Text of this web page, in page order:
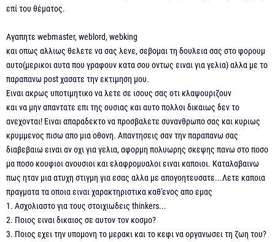
επί του θέματος.
Αγαπητε webmaster, weblord, webking
και οπως αλλιως θελετε να σας λενε, σεβομαι τη δουλεια σας στο φορουμ
αυτο(μερικοι αυτα που γραφουν κατα σου οντως ειναι για γελια) αλλα με το
παραπανω post χασατε την εκτιμηση μου.
Ειναι ακρως υποτιμητικο να λετε σε ισους σας οτι κλαψουριζουν
και να μην απαντατε επι της ουσιας και αυτο πολλοι δικαιως δεν το
ανεχονται! Ειναι απαραδεκτο να προσβαλετε συνανθρωπο σας και κυριως
κρυμμενος πισω απο μια οθονη. Απαντησεις σαν την παραπανω σας
διαβεβαιω ειναι αν οχι για γελια, αφορμη πολυωρης σκεψης πανω στο ποσο
μα ποσο κουφιοι ανουσιοι και ελαφρομυαλοι ειναι καποιοι. Καταλαβαινω
πως ηταν μια ατυχη στιγμη για εσας αλλα με απογοητευσατε...Λετε καποια
πραγματα τα οποια ειναι χαρακτηριστικα καθ'ενος απο εμας
1. Ασχολιαστο για τους στοιχιωδεις thinkers...
2. Ποιος ειναι δικαιος σε αυτον τον κοσμο?
3. Ποιος εχει την υπομονη το μερακι και το κεφι να οργανωσει τη ζωη του?